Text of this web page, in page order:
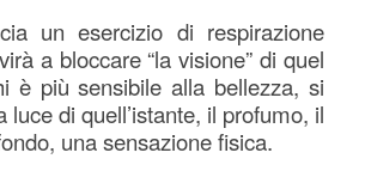
un esercizio di respirazione
a bloccare “la visione” di quel
è più sensibile alla bellezza, si
luce di quell’istante, il profumo, il
una sensazione fisica.